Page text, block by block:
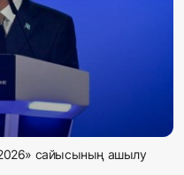
сайысының ашылу